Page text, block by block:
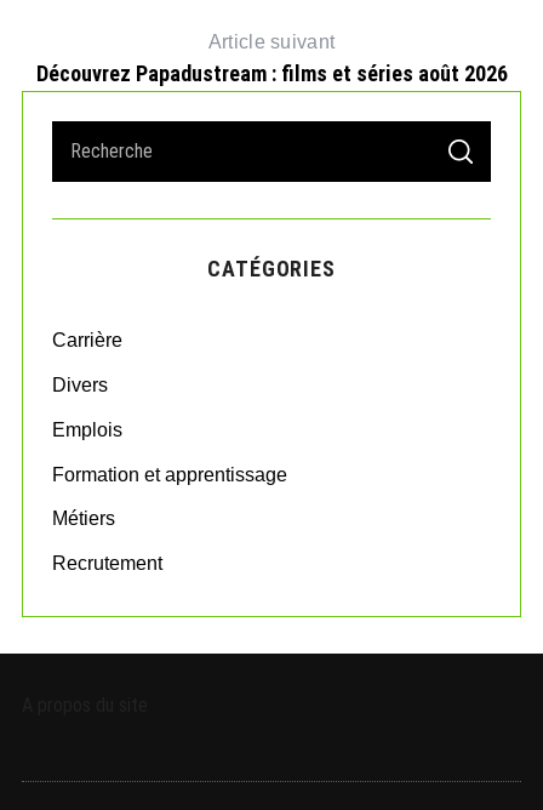
Article suivant
Découvrez Papadustream : films et séries août 2026
a
r
o
:
S
A
C
CATÉGORIES
Carrière
Divers
Emplois
Formation et apprentissage
Métiers
Recrutement